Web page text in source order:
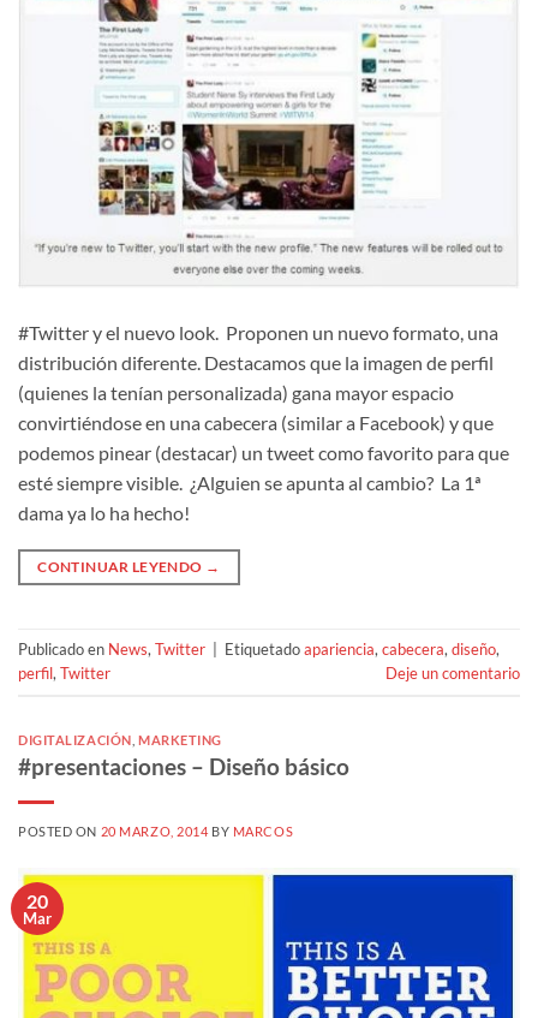
#Twitter y el nuevo look. Proponen un nuevo formato, una
distribución diferente. Destacamos que la imagen de perfil
(quienes la tenían personalizada) gana mayor espacio
convirtiéndose en una cabecera (similar a Facebook) y que
podemos pinear (destacar) un tweet como favorito para que
esté siempre visible. ¿Alguien se apunta al cambio? La 1ª
dama ya lo ha hecho!
CONTINUAR LEYENDO →
Publicado en News, Twitter Etiquetadoapariencia, cabecera, diseño,
perfil, Twitter Deje un comentario
DIGITALIZACIÓN MARKETING
#presentaciones – Diseño básico
POSTED ON 20 MARZO, 2014 BY MARCOS
20
Mar